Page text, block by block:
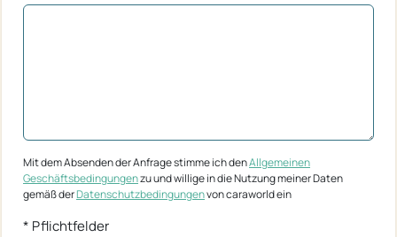
Mit dem Absenden der Anfrage stimme ich denAllgemeinen
Geschäftsbedingungenzu und willige in die Nutzung meiner Daten
gemäß derDatenschutzbedingungenvon caraworld ein
* Pflichtfelder